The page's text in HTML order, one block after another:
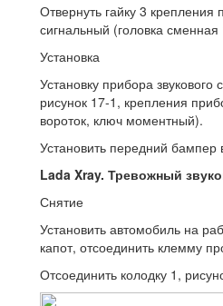
Отвернуть гайку 3 крепления
сигнальный (головка
Установка
Установку прибора
рисунок 17-1, крепления
вороток, ключ моментный).
Установить передний
Lada Xray. Тревожный
Снятие
Установить автомобиль на
капот, отсоединить клемму
Отсоединить колодку 1,